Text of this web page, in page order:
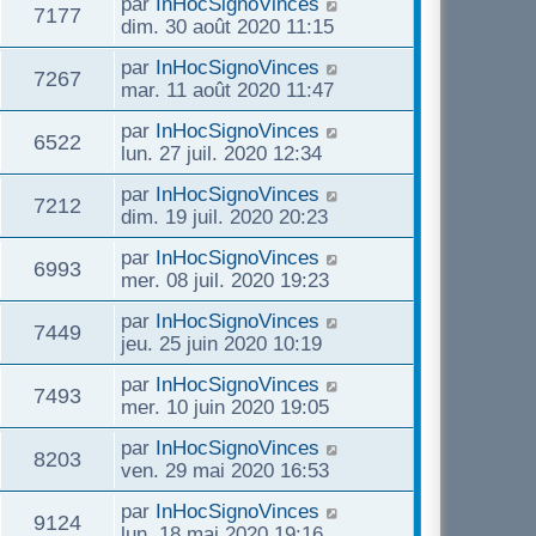
g
e
s
s
a
g
e
r
m
s
s
a
g
e
e
n
i
e
r
m
s
s
a
g
e
7177
e
e
r
n
i
e
r
m
s
s
a
g
e
dim. 30 août 2020 11:15
7267
e
D
e
r
n
i
e
r
m
s
s
a
g
e
par InHocSignoVinces
mar. 11 août 2020 11:47
6522
e
D
e
r
n
i
e
r
m
s
s
a
g
e
par InHocSignoVinces
lun. 27 juil. 2020 12:34
7212
e
D
e
r
n
i
e
r
m
s
s
a
g
e
par InHocSignoVinces
dim. 19 juil. 2020 20:23
6993V
e
D
e
r
n
i
e
r
m
s
s
a
g
par InHocSignoVinces
mer. 08 juil. 2020 19:23
7449
e
D
e
r
n
i
e
r
m
s
par InHocSignoVinces
jeu. 25 juin 2020 10:19
7493V
e
D
e
r
n
i
e
r
par InHocSignoVinces
mer. 10 juin 2020 19:05
8203V
D
e
r
n
par InHocSignoVinces
ven. 29 mai 2020 16:53
9124V
D
par InHocSignoVinces